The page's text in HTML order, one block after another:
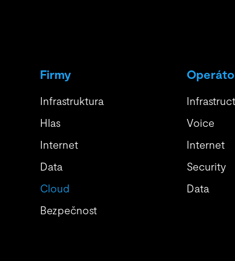
Firmy
Infrastruktura
Hlas
Internet
Data
Cloud
Bezpečnost
Voice
Internet
Security
Data